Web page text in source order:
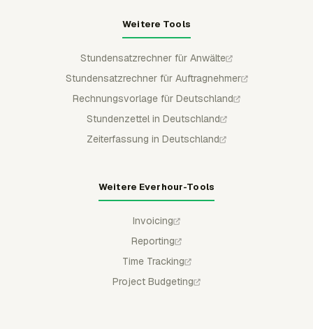
Weitere Tools
Stundensatzrechner für Anwälte
Stundensatzrechner für Auftragnehmer
Rechnungsvorlage für Deutschland
Stundenzettel in Deutschland
Zeiterfassung in Deutschland
Weitere Everhour-Tools
Invoicing
Reporting
Time Tracking
Project Budgeting